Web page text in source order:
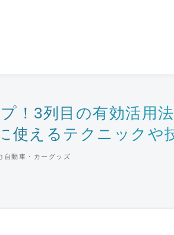
！3列目の有効活用
使えるテクニックや
自動車・カーグッズ